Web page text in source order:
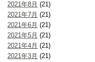
2021年8月 (21)
2021年7月 (21)
2021年6月 (21)
2021年5月 (21)
2021年4月 (21)
2021年3月 (21)